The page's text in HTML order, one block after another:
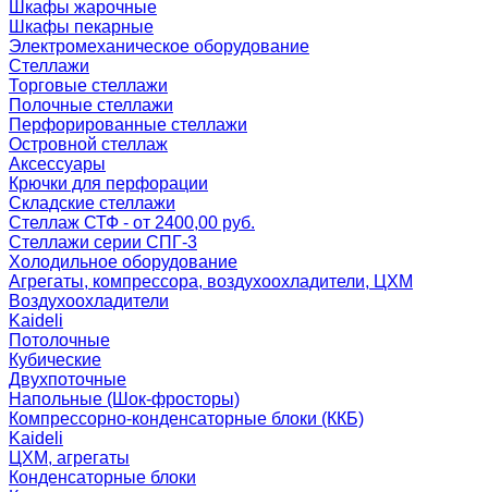
Шкафы жарочные
Шкафы пекарные
Электромеханическое оборудование
Стеллажи
Торговые стеллажи
Полочные стеллажи
Перфорированные стеллажи
Островной стеллаж
Аксессуары
Крючки для перфорации
Складские стеллажи
Стеллаж СТФ - от 2400,00 руб.
Стеллажи серии СПГ-3
Холодильное оборудование
Агрегаты, компрессора, воздухоохладители, ЦХМ
Воздухоохладители
Kaideli
Потолочные
Кубические
Двухпоточные
Напольные (Шок-фросторы)
Компрессорно-конденсаторные блоки (ККБ)
Kaideli
ЦХМ, агрегаты
Конденсаторные блоки